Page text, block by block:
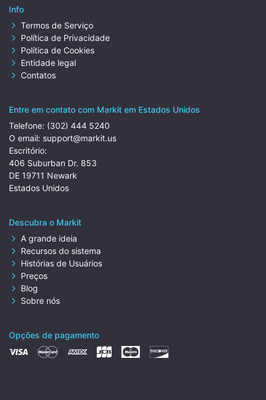
Info
Termos de Serviço
Política de Privacidade
Política de Cookies
Entidade legal
Contatos
Entre em contato com Markit em Estados Unidos
Telefone: (302) 444 5240
O email: support@markit.us
Escritório:
406 Suburban Dr. 853
DE 19711 Newark
Estados Unidos
Descubra o Markit
A grande ideia
Recursos do sistema
Histórias de Usuários
Preços
Blog
Sobre nós
Opções de pagamento